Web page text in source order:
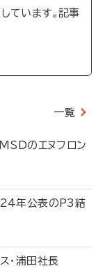
ています。記事
一覧
のエヌフロン
年公表のP3結
浦田社長